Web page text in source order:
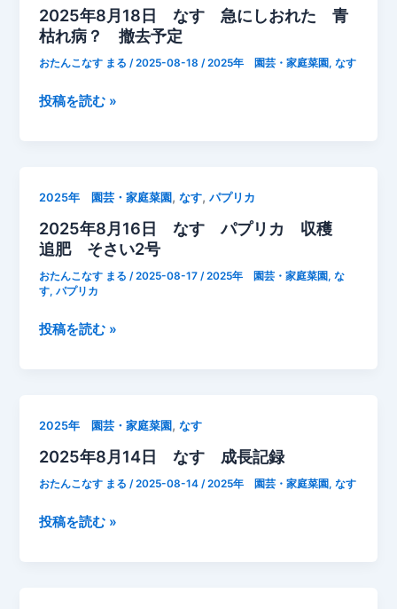
2025年8月18日 なす 急にしおれた 青
枯れ病？ 撤去予定
おたんこなす まる /2025-08-18 /2025年 園芸・家庭菜園,なす
2025
日
な
す
急
に
お
枯
病？
撤
予
投稿を読む »
2025年 園芸・家庭菜園 ,なす,パプリカ
2025年8月16日 なす パプリカ 収穫
追肥 そさい2号
おたんこなす まる /2025-08-17 /2025年 園芸・家庭菜園,な
す,パプリカ
2025
日
な
す
プ
投稿を読む »
2025年 園芸・家庭菜園 ,なす
2025年8月14日 なす 成長記録
おたんこなす まる/2025-08-14/2025年 園芸・家庭菜園,なす
2025
投稿を読む »